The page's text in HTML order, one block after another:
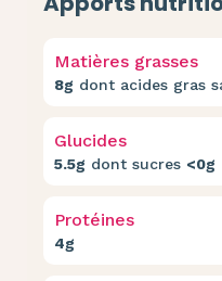
Matières grasses
8g dont acides gras
Glucides
5.5g dont sucres <0g
Protéines
4g